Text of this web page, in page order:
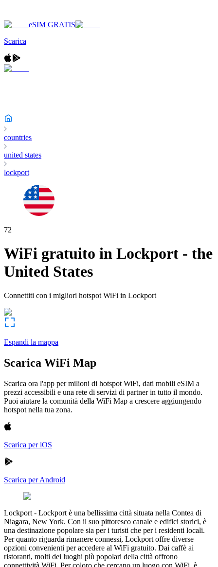
eSIM GRATIS
Scarica
countries
united states
lockport
72
WiFi gratuito in Lockport - the
United States
Connettiti con i migliori hotspot WiFi in Lockport
Espandi la mappa
Scarica WiFi Map
Scarica ora l'app per milioni di hotspot WiFi, dati mobili eSIM a
prezzi accessibili e una rete di servizi di partner in tutto il mondo.
Puoi aiutare la comunità della WiFi Map a crescere aggiungendo
hotspot nella tua zona.
Scarica per iOS
Scarica per Android
Lockport - Lockport è una bellissima città situata nella Contea di
Niagara, New York. Con il suo pittoresco canale e edifici storici, è
una destinazione popolare sia per i turisti che per i residenti locali.
Per quanto riguarda rimanere connessi, Lockport offre diverse
opzioni convenienti per accedere al WiFi gratuito. Dai caffè ai
ristoranti, molti dei luoghi più popolari della città offrono
connettività WiFi. Per coloro che cercano un luogo con WiFi, è